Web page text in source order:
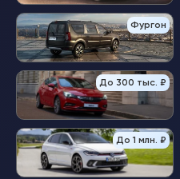
Фургон
До 300 тыс. ₽
До 1 млн. ₽